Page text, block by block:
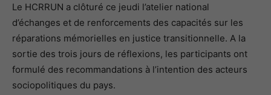
Le HCRRUN a clôturé ce jeudi l’atelier national
d’échanges et de renforcements des capacités sur les
réparations mémorielles en justice transitionnelle. A la
sortie des trois jours de réflexions, les participants ont
formulé des recommandations à l’intention des acteurs
sociopolitiques du pays.